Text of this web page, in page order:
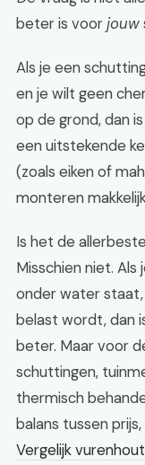
beter is voorjouw
Als je een
en je wilt geen
op de grond, dan
een uitstekende
(zoals eiken of
monteren
Is het de
Misschien niet.
onder water
belast wordt, dan
beter. Maar voor
schuttingen,
thermisch
balans tussen
Vergelijk